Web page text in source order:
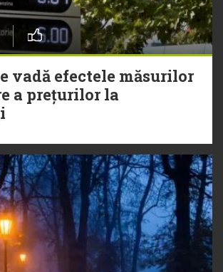
vadă efectele măsurilor
a prețurilor la